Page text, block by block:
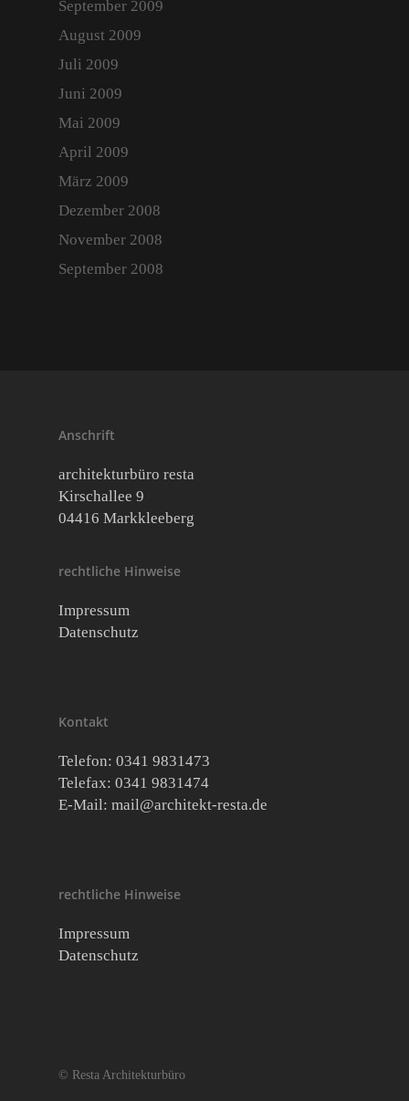
September 2009
August 2009
Juli 2009
Juni 2009
Mai 2009
April 2009
März 2009
Dezember 2008
November 2008
September 2008
Anschrift
architekturbüro resta
Kirschallee 9
04416 Markkleeberg
rechtliche Hinweise
Impressum
Datenschutz
Kontakt
Telefon: 0341 9831473
Telefax: 0341 9831474
E-Mail: mail@architekt-resta.de
rechtliche Hinweise
Impressum
Datenschutz
© Resta Architekturbüro